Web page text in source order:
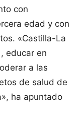
con
edad y con
«Castilla-La
educar en
a las
de salud de
ha apuntado